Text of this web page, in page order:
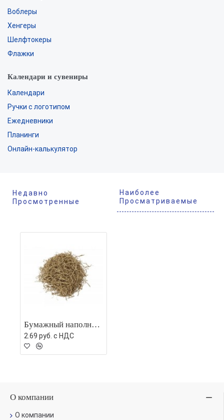
Воблеры
Хенгеры
Шелфтокеры
Флажки
Календари и сувениры
Календари
Ручки с логотипом
Ежедневники
Планинги
Онлайн-калькулятор
Недавно
Просмотренные
Наиболее
Просматриваемые
Бумажный наполнитель 30г, крафт
2.69 руб. c НДС
О компании
О компании